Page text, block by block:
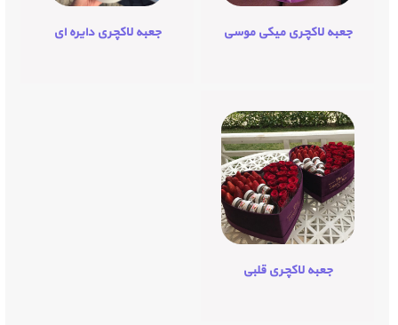
جعبه لاکچری میکی موسی جعبه لاکچری دایره ای
جعبه لاکچری قلبی